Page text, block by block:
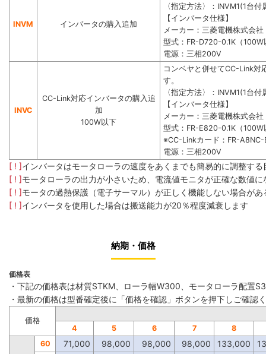
INVM インバータの購入追加
〈指定方法〉：INVM1(1台
【インバータ仕様】
メーカー：三菱電機株式会社
型式：FR-D720-0.1K（100W
電源：三相200V
INVC
CC-Link対応インバータの購入追
加
100W以下
コンベヤと併せてCC-Link対
す。
〈指定方法〉：INVM1(1台
【インバータ仕様】
メーカー：三菱電機株式会社
型式：FR-E820-0.1K（100W
※CC-Linkカード：FR-A8NC-
電源：三相200V
[ ! ]インバータはモータローラの速度をあくまでも簡易的に調整す
[ ! ]モータローラの出力が小さいため、電流値モニタが正確な数値
[ ! ]モータの過熱保護（電子サーマル）が正しく機能しない場合が
[ ! ]インバータを使用した場合は搬送能力が20％程度減衰します
納期・価格
価格表
・下記の価格表は材質STKM、ローラ幅W300、モータローラ配置
・最新の価格は型番確定後に「価格を確認」ボタンを押下しご確認
価格
4
5 6 7 8
60 71,000 98,000 98,000 98,000 133,000